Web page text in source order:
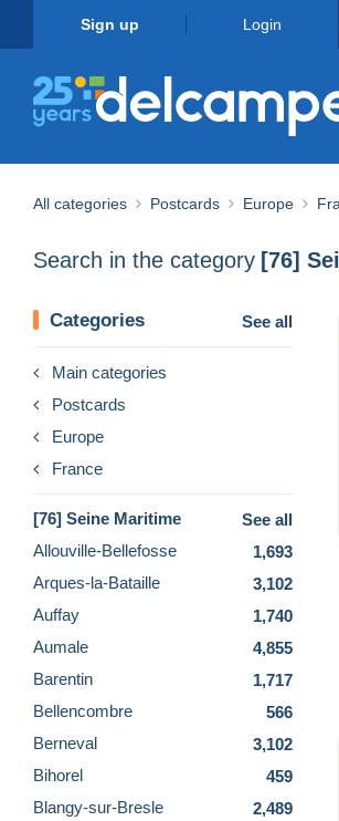
Sign up Login
All categories Postcards Europe
Search in the category [76]
Categories See all
Main categories
Postcards
Europe
France
[76] Seine Maritime
See all
Allouville-Bellefosse
1,693
Arques-la-Bataille
3,102
Auffay
1,740
Aumale
4,855
Barentin
1,717
Bellencombre
566
Berneval
3,102
Bihorel
459
Blangy-sur-Bresle
2,489